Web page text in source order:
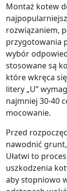
Montaż kotew
rozwiązaniem,
przygotowania
wybór
stosowane są
które wkręca
litery „U”
najmniej 30-40
mocowanie.
Przed
nawodnić grunt,
Ułatwi to
uszkodzenia
aby stopniowo